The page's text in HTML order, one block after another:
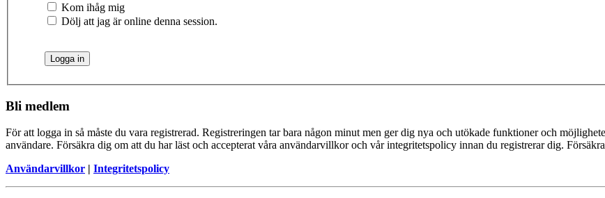
Kom ihåg mig
Dölj att jag är online denna session.
Bli medlem
För att logga in så måste du vara registrerad. Registreringen tar bara någon minut men ger dig nya och utökade funktioner och
användare. Försäkra dig om att du har läst och accepterat våra användarvillkor och vår integritetspolicy innan du registrerar dig.
Användarvillkor | Integritetspolicy